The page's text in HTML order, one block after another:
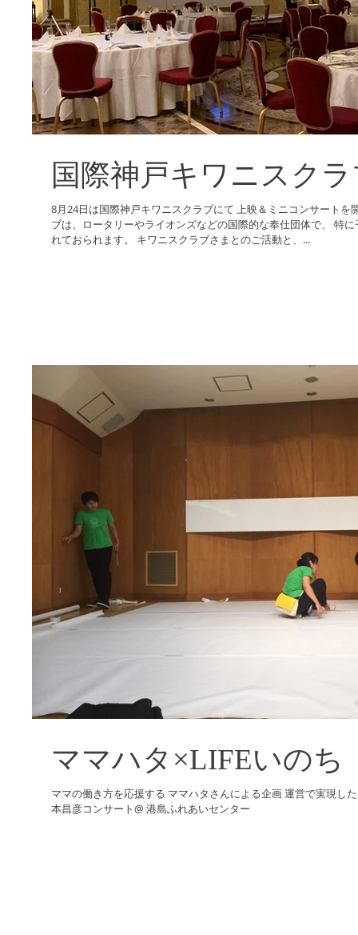
国際神戸キワニスク
8月24日は国際神戸キワニスクラブにて 上映＆ミニコンサートを
ブは、ロータリーやライオンズなどの国際的な奉仕団体で、 特
れておられます。 キワニスクラブさまとのご活動と、...
ママハタ×LIFEいのち
ママの働き方を応援する ママハタさんによる企画 運営で実現し
本昌彦コンサート@ 港島ふれあいセンター